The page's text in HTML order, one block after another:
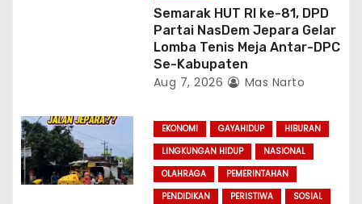
Semarak HUT RI ke-81, DPD
Partai NasDem Jepara Gelar
Lomba Tenis Meja Antar-DPC
Se-Kabupaten
Aug 7, 2026 Mas Narto
EKONOMI GAYAHIDUP
HIBURAN
LINGKUNGAN HIDUP
NASIONAL
OLAHRAGA
PEMERINTAHAN
PENDIDIKAN
PERISTIWA
SOSIAL